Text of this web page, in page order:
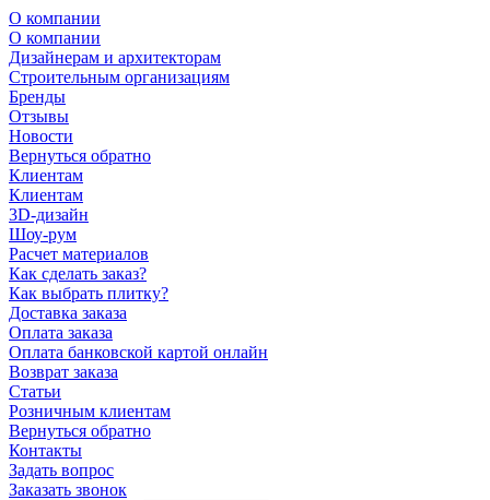
О компании
О компании
Дизайнерам и архитекторам
Строительным организациям
Бренды
Отзывы
Новости
Вернуться обратно
Клиентам
Клиентам
3D-дизайн
Шоу-рум
Расчет материалов
Как сделать заказ?
Как выбрать плитку?
Доставка заказа
Оплата заказа
Оплата банковской картой онлайн
Возврат заказа
Статьи
Розничным клиентам
Вернуться обратно
Контакты
Задать вопрос
Заказать звонок